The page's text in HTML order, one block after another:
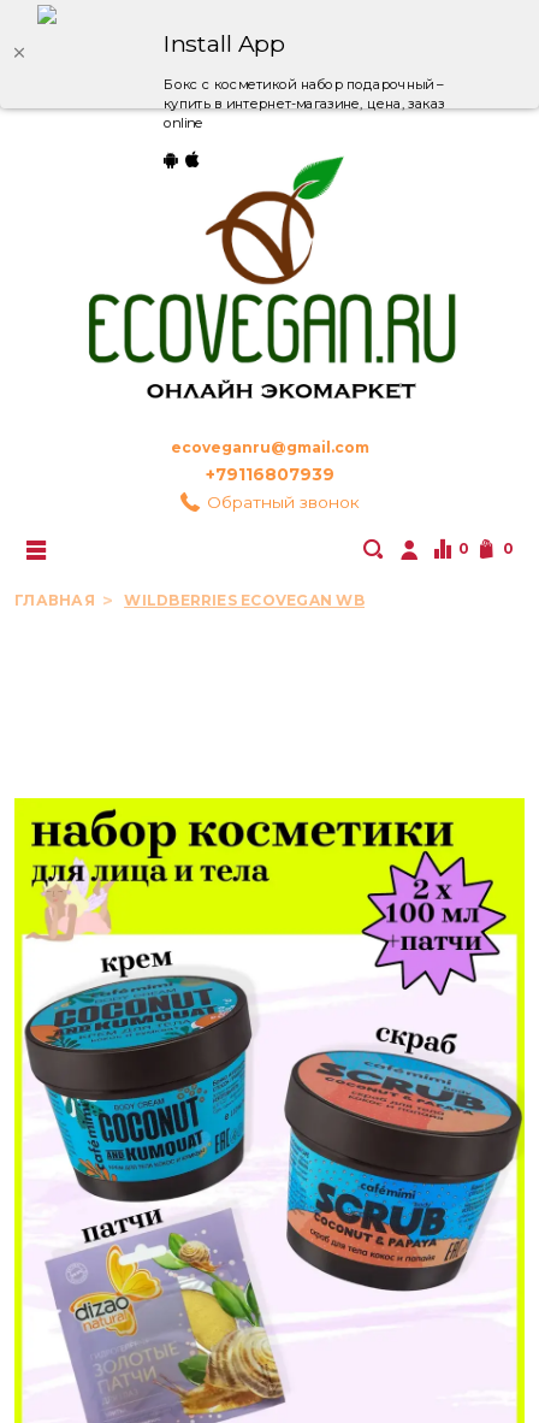
Install App
Бокс с косметикой набор подарочный –
купить в интернет-магазине, цена, заказ
online
ecoveganru@gmail.com
+79116807939
Обратный звонок
0 0
ГЛАВНАЯ WILDBERRIES ECOVEGAN WB